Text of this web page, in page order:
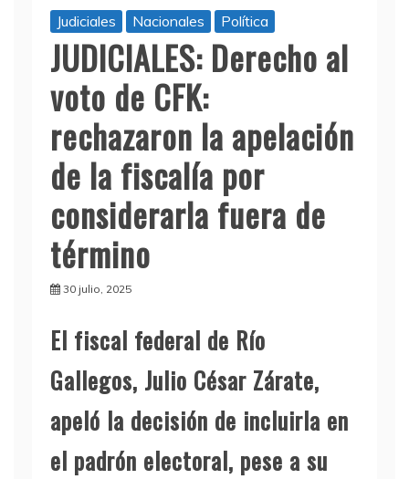
Judiciales Nacionales Política
JUDICIALES: Derecho al
voto de CFK:
rechazaron la apelación
de la fiscalía por
considerarla fuera de
término
30 julio, 2025
El fiscal federal de Río
Gallegos, Julio César Zárate,
apeló la decisión de incluirla en
el padrón electoral, pese a su